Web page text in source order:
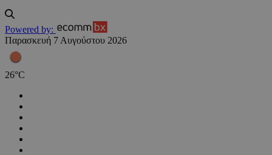
Powered by:
Παρασκευή 7 Αυγούστου 2026
26°C